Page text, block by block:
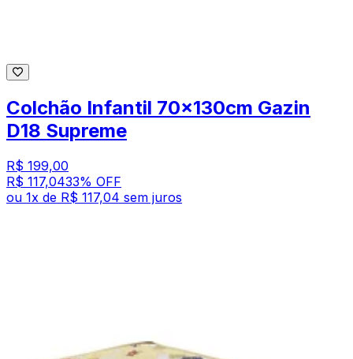
Colchão Infantil 70x130cm Gazin
D18 Supreme
R$ 199,00
R$ 117,0433% OFF
ou 1x de R$ 117,04 sem juros